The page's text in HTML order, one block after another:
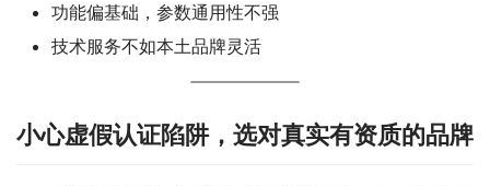
功能偏基础，参数通用性不强
技术服务不如本土品牌灵活
小心虚假认证陷阱，选对真实有资质的品牌